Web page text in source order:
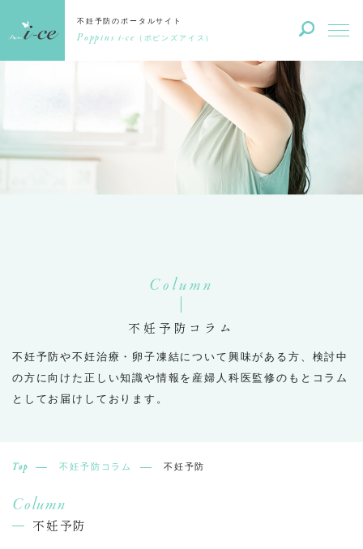
不妊予防のポータルサイト
Poppins i-ce （ポピンズアイス）
Column
不妊予防コラム
不妊予防や不妊治療・卵子凍結について興味がある方、検討中
の方に向けた正しい知識や情報を産婦人科医監修のもとコラム
としてお届けしております。
Top 不妊予防コラム 不妊予防
Column
不妊予防